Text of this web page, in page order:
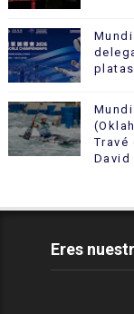
platas
Travé
David
Eres